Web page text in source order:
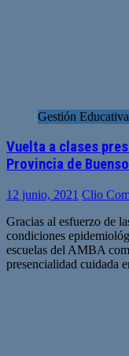
Gestión Educativa
Vuelta a clases
Provincia de
12 junio, 2021 Clio
Gracias al esfuerzo de
condiciones
escuelas del AMBA
presencialidad cuidada